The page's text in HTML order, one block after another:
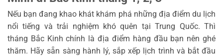
Nếu bạn đang khao khát khám phá những địa điểm du lịch
nổi tiếng và trải nghiệm khó quên tại Trung Quốc. Thì
tháng Bắc Kinh chính là địa điểm hàng đầu bạn nên ghé
thăm. Hãy sẵn sàng hành lý, sắp xếp lịch trình và bắt đầu